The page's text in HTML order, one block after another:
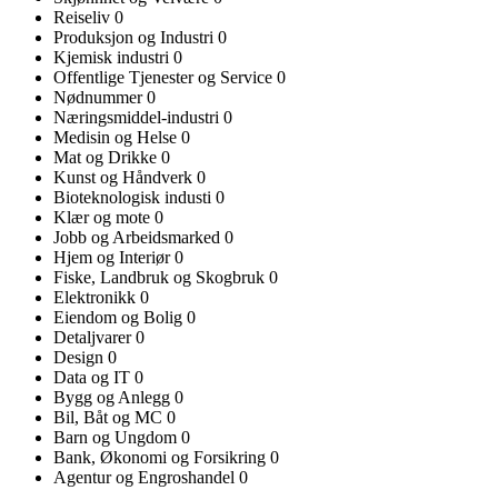
Reiseliv 0
Produksjon og Industri 0
Kjemisk industri 0
Offentlige Tjenester og Service 0
Nødnummer0
Næringsmiddel-industri 0
Medisin og Helse 0
Mat og Drikke 0
Kunst og Håndverk 0
Bioteknologisk industi 0
Klær og mote 0
Jobb og Arbeidsmarked 0
Hjem og Interiør0
Fiske, Landbruk og Skogbruk 0
Elektronikk 0
Eiendom og Bolig 0
Detaljvarer0
Design 0
Data og IT 0
Bygg og Anlegg 0
Bil, Båt og MC 0
Barn og Ungdom 0
Bank, Økonomi og Forsikring 0
Agentur og Engroshandel 0